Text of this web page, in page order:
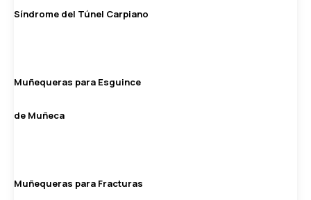
Síndrome del Túnel Carpiano
Muñequeras para Esguince
de Muñeca
Muñequeras para Fracturas